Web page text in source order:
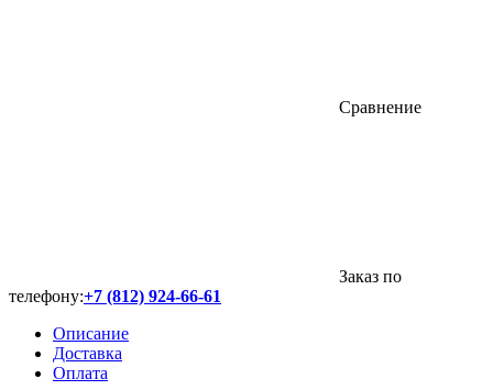
Сравнение
Заказ по
телефону:+7 (812) 924-66-61
Описание
Доставка
Оплата